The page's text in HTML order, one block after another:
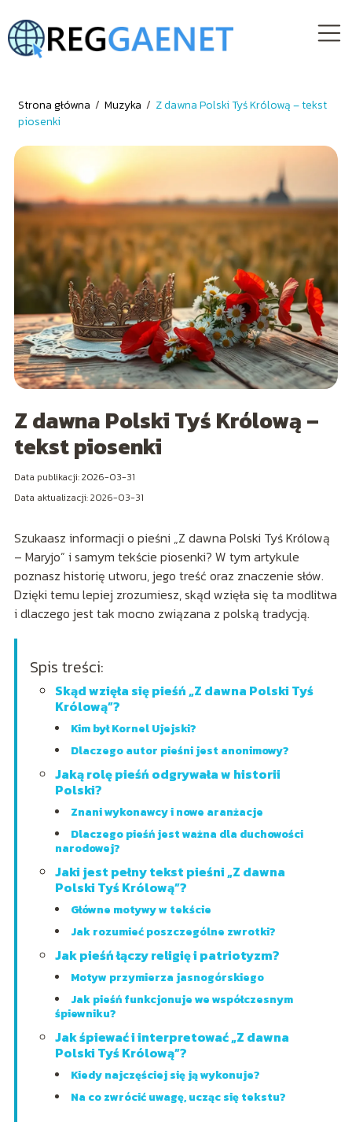
Strona główna / Muzyka / Z dawna Polski Tyś Królową – tekst
piosenki
Z dawna Polski Tyś Królową –
tekst piosenki
Data publikacji: 2026-03-31
Data aktualizacji: 2026-03-31
Szukaasz informacji o pieśni „Z dawna Polski Tyś Królową
– Maryjo” i samym tekście piosenki? W tym artykule
poznasz historię utworu, jego treść oraz znaczenie słów.
Dzięki temu lepiej zrozumiesz, skąd wzięła się ta modlitwa
i dlaczego jest tak mocno związana z polską tradycją.
Spis treści:
Skąd wzięła się pieśń „Z dawna Polski Tyś
Królową”?
Kim był Kornel Ujejski?
Dlaczego autor pieśni jest anonimowy?
Jaką rolę pieśń odgrywała w historii
Polski?
Znani wykonawcy i nowe aranżacje
Dlaczego pieśń jest ważna dla duchowości
narodowej?
Jaki jest pełny tekst pieśni „Z dawna
Polski Tyś Królową”?
Główne motywy w tekście
Jak rozumieć poszczególne zwrotki?
Jak pieśń łączy religię i patriotyzm?
Motyw przymierza jasnogórskiego
Jak pieśń funkcjonuje we współczesnym
śpiewniku?
Jak śpiewać i interpretować „Z dawna
Polski Tyś Królową”?
Kiedy najczęściej się ją wykonuje?
Na co zwrócić uwagę, ucząc się tekstu?